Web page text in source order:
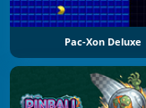
Pac-Xon Deluxe